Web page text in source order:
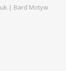
Bard Motyw